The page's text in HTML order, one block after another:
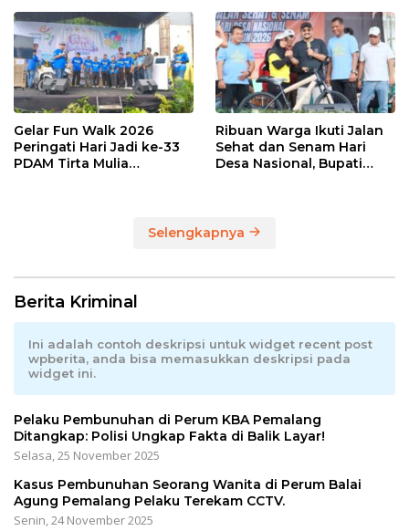
Gelar Fun Walk 2026
Peringati Hari Jadi ke-33
PDAM Tirta Mulia
Ribuan Warga Ikuti Jalan
Sehat dan Senam Hari
Desa Nasional, Bupati
Selengkapnya
Berita Kriminal
Ini adalah contoh deskripsi untuk widget recent post
wpberita, anda bisa memasukkan deskripsi pada
widget ini.
Pelaku Pembunuhan di Perum KBA Pemalang
Ditangkap: Polisi Ungkap Fakta di Balik Layar!
Selasa, 25 November 2025
Kasus Pembunuhan Seorang Wanita di Perum Balai
Agung Pemalang Pelaku Terekam CCTV.
Senin, 24 November 2025